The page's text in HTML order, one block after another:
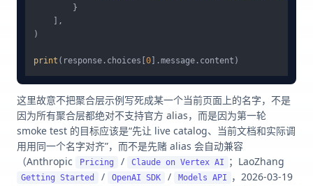
        }
    ],
)
print (response.choices[ 0
这里故意不把聚合层示例写死成某一个当前页面上的名字，不是
因为所有聚合层都绝对不支持官方 alias，而是因为第一轮
smoke test 的目标应该是“先让 live catalog、当前文档和实际调
用用同一个名字对齐”，而不是先赌 alias 会自动兼容
（Anthropic
Pricing / Claude on Vertex AI ；LaoZhang
Getting Started / OpenAI SDK / Models API
，2026-03-19